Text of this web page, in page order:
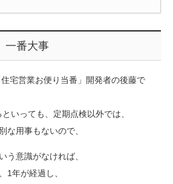
一番大事
宅営業お便り当番」開発者の後藤で
いっても、定期点検以外では、
な用事もないので、
う意識がなければ、
1年が経過し、